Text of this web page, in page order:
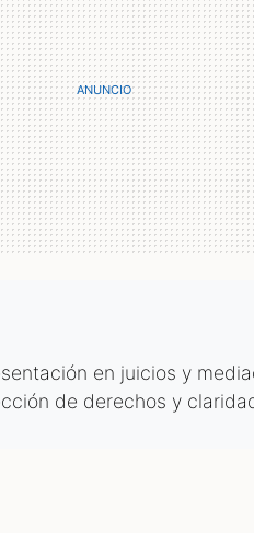
en juicios y
de derechos y